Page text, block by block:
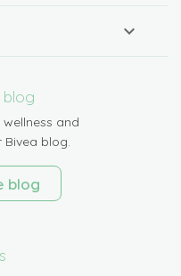
blog
and
blog.
blog